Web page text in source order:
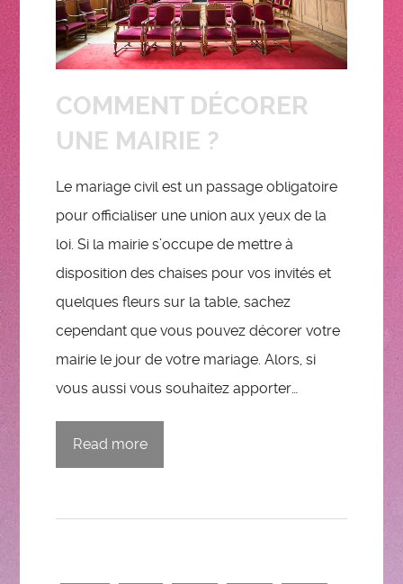
COMMENT DÉCORER
UNE MAIRIE ?
Le mariage civil est un passage obligatoire
pour officialiser une union aux yeux de la
loi. Si la mairie s’occupe de mettre à
disposition des chaises pour vos invités et
quelques fleurs sur la table, sachez
cependant que vous pouvez décorer votre
mairie le jour de votre mariage. Alors, si
vous aussi vous souhaitez apporter…
Read more